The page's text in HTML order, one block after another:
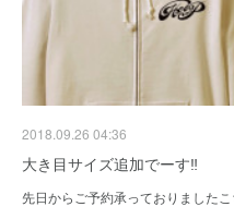
2018.09.26 04:36
大き目サイズ追加でーす‼
先日からご予約承っておりました